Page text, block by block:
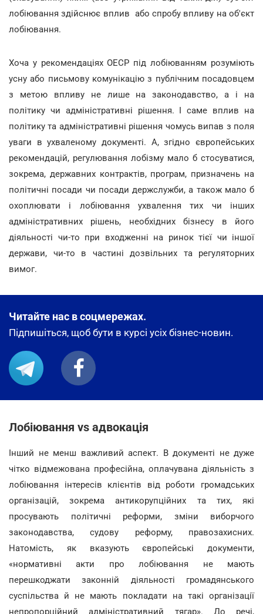
лобіювання здійснює вплив або спробу впливу на об'єкт
лобіювання.
Хоча у рекомендаціях ОЕСР під лобіюванням розуміють
усну або письмову комунікацію з публічним посадовцем
з метою впливу не лише на законодавство, а і на
політику чи адміністративні рішення. І саме вплив на
політику та адміністративні рішення чомусь випав з поля
уваги в ухваленому документі. А, згідно європейських
рекомендацій, регулювання лобізму мало б стосуватися,
зокрема, державних контрактів, програм, призначень на
політичні посади чи посади держслужби, а також мало б
охоплювати і лобіювання ухвалення тих чи інших
адміністративних рішень, необхідних бізнесу в його
діяльності чи-то при входженні на ринок тієї чи іншої
держави, чи-то в частині дозвільних та регуляторних
вимог.
Читайте нас в соцмережах.
Підпишіться, щоб бути в курсі усіх бізнес-новин.
Лобіювання vs адвокація
Інший не менш важливий аспект. В документі не дуже
чітко відмежована професійна, оплачувана діяльність з
лобіювання інтересів клієнтів від роботи громадських
організацій, зокрема антикорупційних та тих, які
просувають політичні реформи, зміни виборчого
законодавства, судову реформу, правозахисних.
Натомість, як вказують європейські документи,
«нормативні акти про лобіювання не мають
перешкоджати законній діяльності громадянського
суспільства й не мають покладати на такі організації
непропорційний адміністративний тягар». До речі,